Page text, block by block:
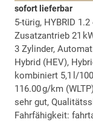
sofort lieferbar
5-türig, HYBRID 1.2
Zusatzantrieb 21
3 Zylinder,
Hybrid (HEV),
kombiniert 5,1 l/
116.00 g/km
sehr gut,
Fahrfähigkeit: